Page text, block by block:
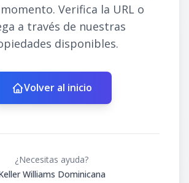
Verifica la URL o
a través de nuestras
disponibles.
Volver al inicio
¿Necesitas ayuda?
Williams Dominicana